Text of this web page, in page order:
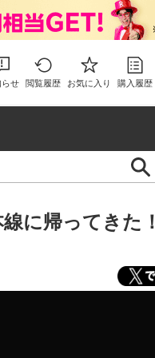
らせ 閲覧履歴 お気に入り 購入履歴
に帰ってきた！